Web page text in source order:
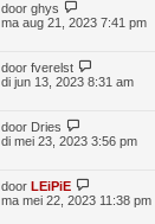
door ghys
ma aug 21, 2023 7:41 pm
door fverelst
di jun 13, 2023 8:31 am
door Dries
di mei 23, 2023 3:56 pm
door LEiPiE
ma mei 22, 2023 11:38 pm